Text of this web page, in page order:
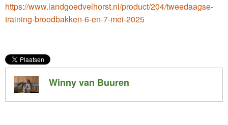
https://www.landgoedvelhorst.nl/product/204/tweedaagse-
training-broodbakken-6-en-7-mei-2025
Winny van Buuren